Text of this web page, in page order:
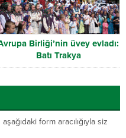
Birliği’nin üvey evladı:
Batı Trakya
form aracılığıyla siz